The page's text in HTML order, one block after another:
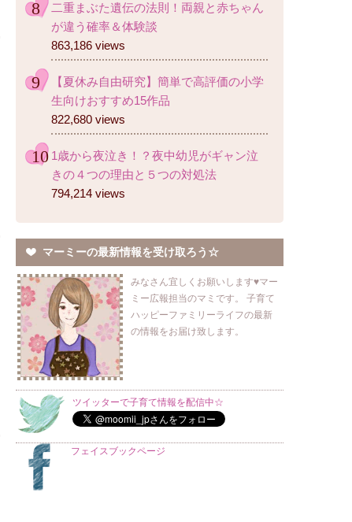
二重まぶた遺伝の法則！両親と赤ちゃん
が違う確率＆体験談
863,186 views
【夏休み自由研究】簡単で高評価の小学
生向けおすすめ15作品
822,680 views
1歳から夜泣き！？夜中幼児がギャン泣
きの４つの理由と５つの対処法
794,214 views
マーミーの最新情報を受け取ろう☆
みなさん宜しくお願いします♥マー
ミー広報担当のマミです。 子育て
ハッピーファミリーライフの最新
の情報をお届け致します。
ツイッターで子育て情報を配信中☆
フェイスブックページ